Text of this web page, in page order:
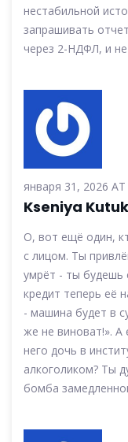
нестабильной
запрашивать
через 2-НДФЛ, и
января 31, 2026 AT
Kseniya
О, вот ещё один,
с лицом. Ты
умрёт - ты будешь
кредит теперь её
- машина будет в
же не виноват!». А
него дочь в
алкоголиком? Ты
бомба